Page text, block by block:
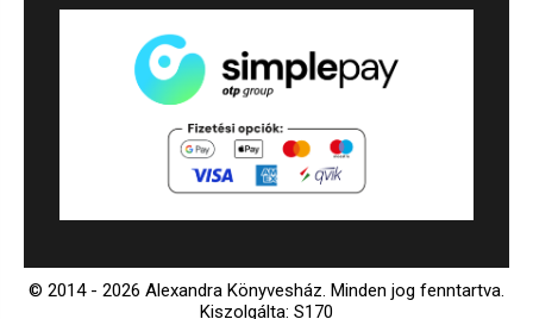
© 2014 - 2026 Alexandra Könyvesház. Minden jog fenntartva.
Kiszolgálta: S170